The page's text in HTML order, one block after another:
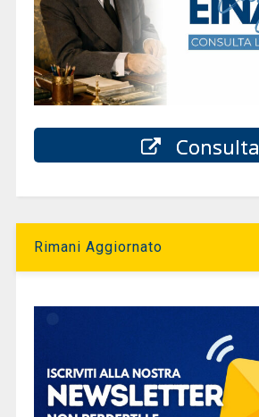
Consulta
Rimani Aggiornato